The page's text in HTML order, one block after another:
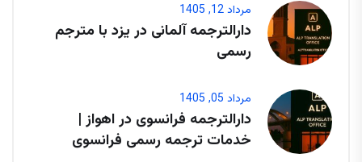
مرداد 12, 1405
دارالترجمه آلمانی در یزد با مترجم
رسمی
مرداد 05, 1405
دارالترجمه فرانسوی در اهواز |
خدمات ترجمه رسمی فرانسوی